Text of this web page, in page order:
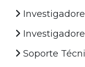
Soporte